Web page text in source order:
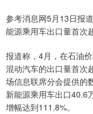
参考消息网5月13日报
能源乘用车出口量首次
报道称，4月，在石油
混动汽车的出口量首次
场信息联席分会提供的
新能源乘用车出口40.6
增幅达到111.8%。